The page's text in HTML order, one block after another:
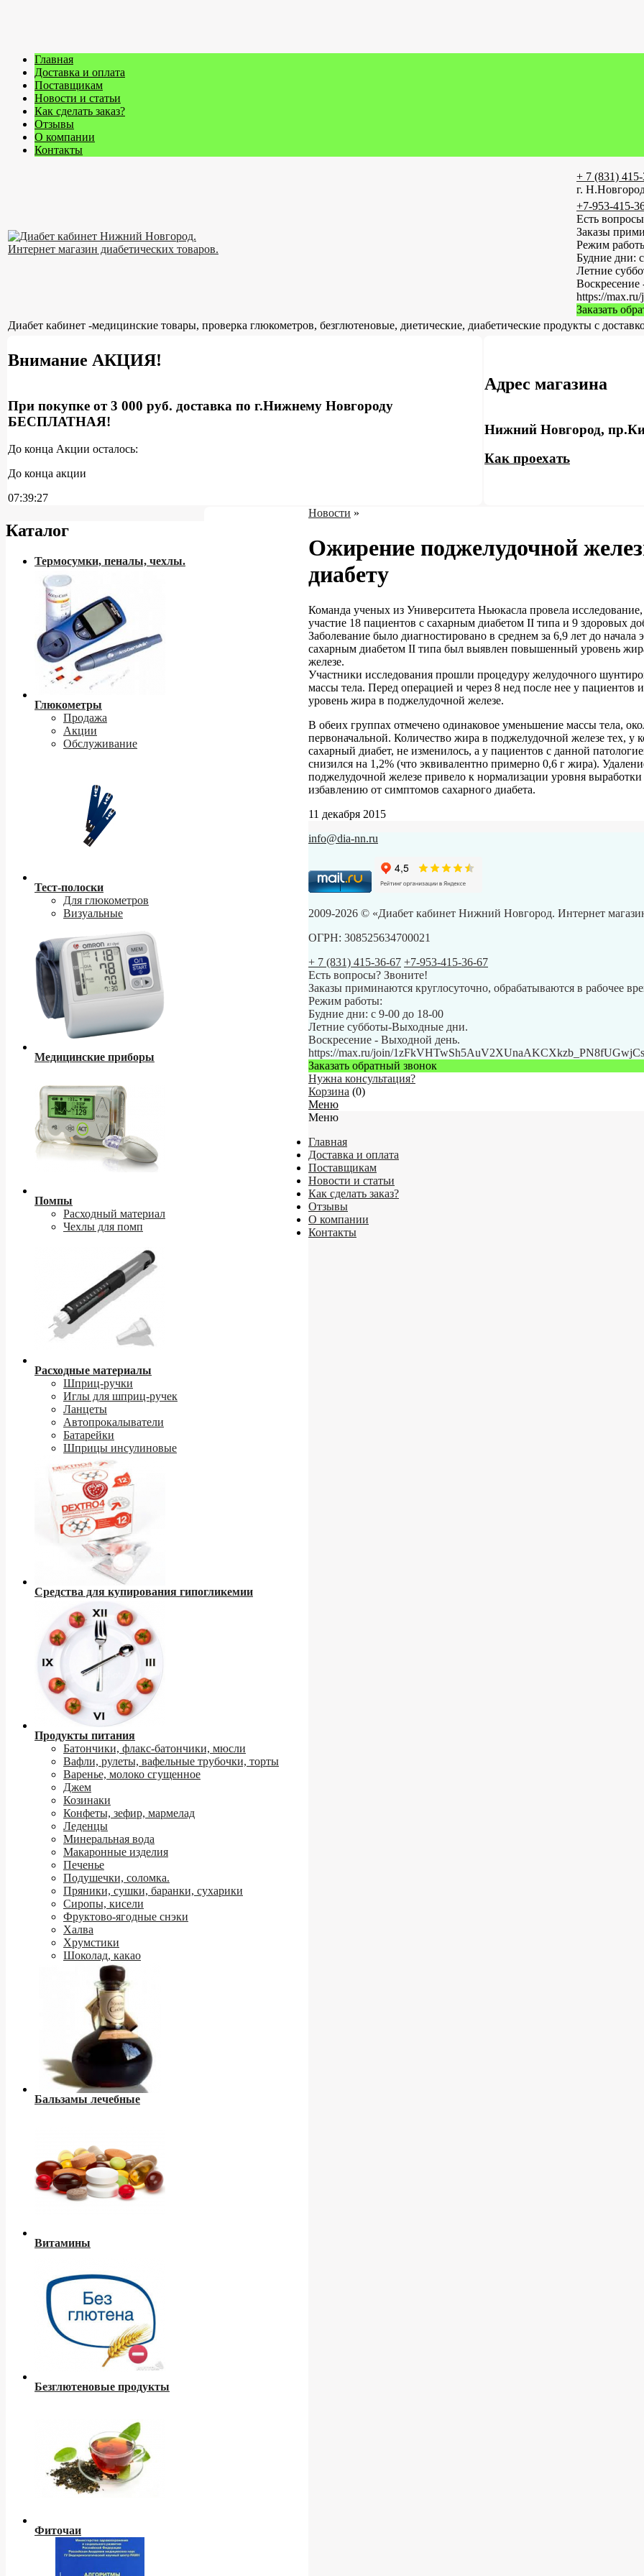
Главная
Доставка и оплата
Поставщикам
Новости и статьи
Как сделать заказ?
Отзывы
О компании
Контакты
+ 7 (831)
г.
+7-953-415-
Есть
Заказы
Режим
Будние дни:
Летние
https://
Заказать
Диабет кабинет -медицинские товары, проверка глюкометров, безглютеновые, диетические, диабетические продукты с
Внимание АКЦИЯ!
При покупке от 3 000 руб. доставка по г.Нижнему Новгороду
БЕСПЛАТНАЯ!
До конца Акции осталось:
До конца акции
07:39:26
Адрес магазина
Нижний Новгород,
Как проехать
Каталог
Термосумки, пеналы, чехлы.
Глюкометры
Продажа
Акции
Обслуживание
Тест-полоски
Для глюкометров
Визуальные
Медицинские приборы
Помпы
Расходный материал
Чехлы для помп
Расходные материалы
Шприц-ручки
Иглы для шприц-ручек
Ланцеты
Автопрокалыватели
Батарейки
Шприцы инсулиновые
Средства для купирования гипогликемии
Продукты питания
Батончики, флакс-батончики, мюсли
Вафли, рулеты, вафельные трубочки, торты
Варенье, молоко сгущенное
Джем
Козинаки
Конфеты, зефир, мармелад
Леденцы
Минеральная вода
Макаронные изделия
Печенье
Подушечки, соломка.
Пряники, сушки, баранки, сухарики
Сиропы, кисели
Фруктово-ягодные снэки
Халва
Хрумстики
Шоколад, какао
Бальзамы лечебные
Витамины
Безглютеновые продукты
Фиточаи
Новости »
Ожирение поджелудочной
диабету
Команда ученых из Университета Ньюкасла провела
участие 18 пациентов с сахарным диабетом ІІ типа и 9 здоровых
Заболевание было диагностировано в среднем за 6,9 лет до начала
сахарным диабетом ІІ типа был выявлен повышенный уровень
железе.
Участники исследования прошли процедуру желудочного
массы тела. Перед операцией и через 8 нед после нее у пациентов
уровень жира в поджелудочной железе.
В обеих группах отмечено одинаковое уменьшение массы тела,
первоначальной. Количество жира в поджелудочной железе тех, у
сахарный диабет, не изменилось, а у пациентов с данной
снизился на 1,2% (что эквивалентно примерно 0,6 г жира).
поджелудочной железе привело к нормализации уровня
избавлению от симптомов сахарного диабета.
11 декабря 2015
info@dia-nn.ru
2009-2026 © «Диабет кабинет Нижний Новгород. Интернет
ОГРН: 308525634700021
+ 7 (831) 415-36-67 +7-953-415-36-67
Есть вопросы? Звоните!
Заказы приминаются круглосуточно, обрабатываются в рабочее
Режим работы:
Будние дни: с 9-00 до 18-00
Летние субботы-Выходные дни.
Воскресение - Выходной день.
https://max.ru/join/
Заказать обратный звонок
Нужна консультация?
Корзина (0)
Меню
Меню
Главная
Доставка и оплата
Поставщикам
Новости и статьи
Как сделать заказ?
Отзывы
О компании
Контакты